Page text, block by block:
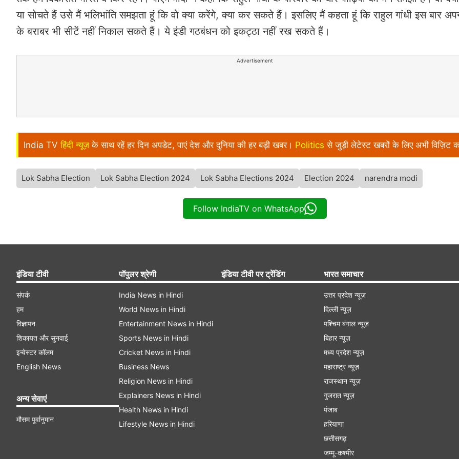
या सोचते हैं उसे मैं भलिभांति समझता हूं कि वो क्या करेंगे, क्या कर सकते हैं। इसलिए मैं कहता हूं कि राहुल गांधी इस बार
के बराबर भी सीटें नहीं निकाल सकते हैं। ये इंडी गठबंधन को इकट्ठा नहीं रख सकते हैं।
Advertisement
India TV हिंदी न्यूज़ के साथ रहें हर दिन अपडेट, पाएं देश और दुनिया की हर बड़ी खबर। Politics से जुड़ी लेटेस्ट खबरों के लिए अभी विज़िट
Lok Sabha Election Lok Sabha Election 2024 Lok Sabha Elections 2024 Election 2024 narendra modi
Follow IndiaTV on WhatsApp
इंडिया टीवी
संपर्क
हम
विज्ञापन
शिकायत और सुनवाई
इन्वेस्टर कॉलम
English News
अन्य सेवाएं
मौसम पूर्वानुमान
पॉपुलर श्रेणी
India News in Hindi
World News in Hindi
Entertainment News in Hindi
Sports News in Hindi
Cricket News in Hindi
Business News
Religion News in Hindi
Explainers News in Hindi
Health News in Hindi
Lifestyle News in Hindi
इंडिया टीवी पर ट्रेंडिंग भारत समाचार
उत्तर प्रदेश न्यूज़
दिल्ली न्यूज़
पश्चिम बंगाल न्यूज़
बिहार न्यूज़
मध्य प्रदेश न्यूज़
महाराष्ट्र न्यूज़
राजस्थान न्यूज़
गुजरात न्यूज़
पंजाब
हरियाणा
छत्तीसगढ़
जम्मू-कश्मीर